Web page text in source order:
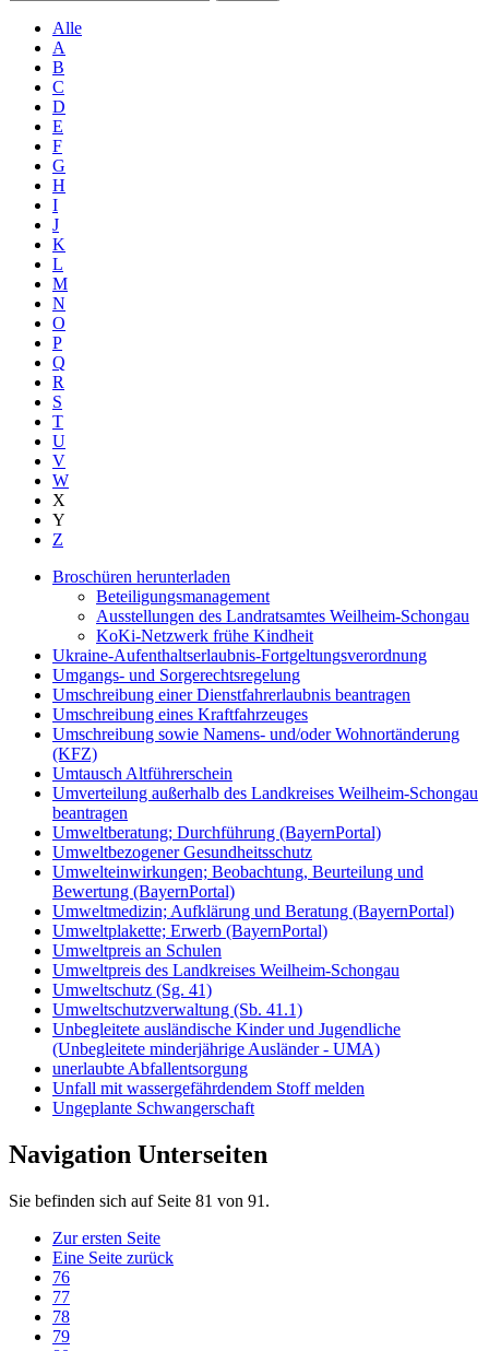
Alle
A
B
C
D
E
F
G
H
I
J
K
L
M
N
O
P
Q
R
S
T
U
V
W
X
Y
Z
Broschüren herunterladen
Beteiligungsmanagement
Ausstellungen des Landratsamtes Weilheim-Schongau
KoKi-Netzwerk frühe Kindheit
Ukraine-Aufenthaltserlaubnis-Fortgeltungsverordnung
Umgangs- und Sorgerechtsregelung
Umschreibung einer Dienstfahrerlaubnis beantragen
Umschreibung eines Kraftfahrzeuges
Umschreibung sowie Namens- und/oder Wohnortänderung
(KFZ)
Umtausch Altführerschein
Umverteilung außerhalb des Landkreises Weilheim-Schongau
beantragen
Umweltberatung; Durchführung (BayernPortal)
Umweltbezogener Gesundheitsschutz
Umwelteinwirkungen; Beobachtung, Beurteilung und
Bewertung (BayernPortal)
Umweltmedizin; Aufklärung und Beratung (BayernPortal)
Umweltplakette; Erwerb (BayernPortal)
Umweltpreis an Schulen
Umweltpreis des Landkreises Weilheim-Schongau
Umweltschutz (Sg. 41)
Umweltschutzverwaltung (Sb. 41.1)
Unbegleitete ausländische Kinder und Jugendliche
(Unbegleitete minderjährige Ausländer - UMA)
unerlaubte Abfallentsorgung
Unfall mit wassergefährdendem Stoff melden
Ungeplante Schwangerschaft
Navigation Unterseiten
Sie befinden sich auf Seite 81 von 91.
Zur ersten Seite
Eine Seite zurück
76
77
78
79